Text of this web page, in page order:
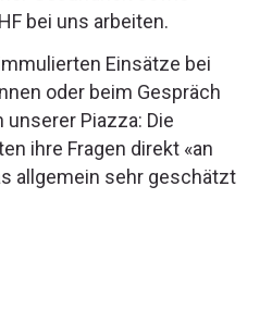
bei uns arbeiten.
Einsätze bei
oder beim Gespräch
Piazza: Die
ihre Fragen direkt «an
allgemein sehr geschätzt